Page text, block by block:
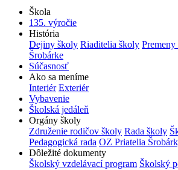
Škola
135. výročie
História
Dejiny školy Riaditelia školy
Šrobárke
Súčasnosť
Ako sa meníme
Interiér Exteriér
Vybavenie
Školská jedáleň
Orgány školy
Združenie rodičov školy Rada školy
Pedagogická rada OZ Priatelia
Dôležité dokumenty
Školský vzdelávací program Školský